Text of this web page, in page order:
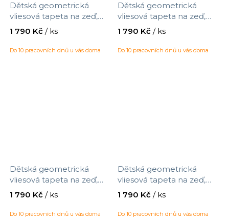
Candice Olson Casual Elegance
New Eden
Dětská geometrická
vliesová tapeta na zeď,
323074, Explore, Eijffinger,
velikost 0,52 x 10 m
Do 10 pracovních dnů u vás doma
1 790 Kč / ks
Dětská geometrická
vliesová tapeta na zeď,
323070, Explore, Eijffinger,
velikost 0,52 x 10 m
Do 10 pracovních dnů u vás doma
1 790 Kč / ks
Dětská geometrická
vliesová tapeta na zeď,
323072, Explore, Eijffinger,
velikost 0,52 x 10 m
Do 10 pracovních dnů u vás doma
1 790 Kč / ks
Dětská geometrická
vliesová tapeta na zeď,
323073, Explore, Eijffinger,
velikost 0,52 x 10 m
Do 10 pracovních dnů u vás doma
1 790 Kč / ks